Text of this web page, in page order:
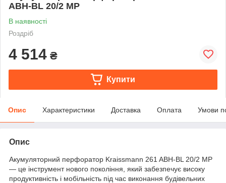
ABH-BL 20/2 MP
В наявності
Роздріб
4 514 ₴
Купити
Опис Характеристики Доставка Оплата Умови
Опис
Акумуляторний перфоратор Kraissmann 261 ABH-BL 20/2 MP
— це інструмент нового покоління, який забезпечує високу
продуктивність і мобільність під час виконання будівельних